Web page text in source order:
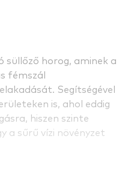
süllőző horog, aminek a
fémszál
Segítségével
is, ahol eddig
hiszen szinte
a sűrű vízi növényzet